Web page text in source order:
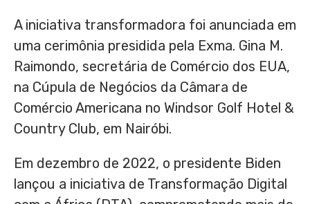
A iniciativa transformadora foi anunciada em
uma cerimônia presidida pela Exma. Gina M.
Raimondo, secretária de Comércio dos EUA,
na Cúpula de Negócios da Câmara de
Comércio Americana no Windsor Golf Hotel &
Country Club, em Nairóbi.
Em dezembro de 2022, o presidente Biden
lançou a iniciativa de Transformação Digital